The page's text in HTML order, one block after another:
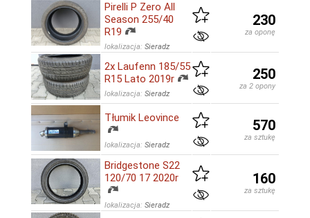
Pirelli P Zero All
Season 255/40
R19
lokalizacja: Sieradz
230
za oponę
2x Laufenn 185/55
R15 Lato 2019r
lokalizacja: Sieradz
250
za 2 opony
Tłumik Leovince
lokalizacja: Sieradz
570
za sztukę
Bridgestone S22
120/70 17 2020r
lokalizacja: Sieradz
160
za sztukę